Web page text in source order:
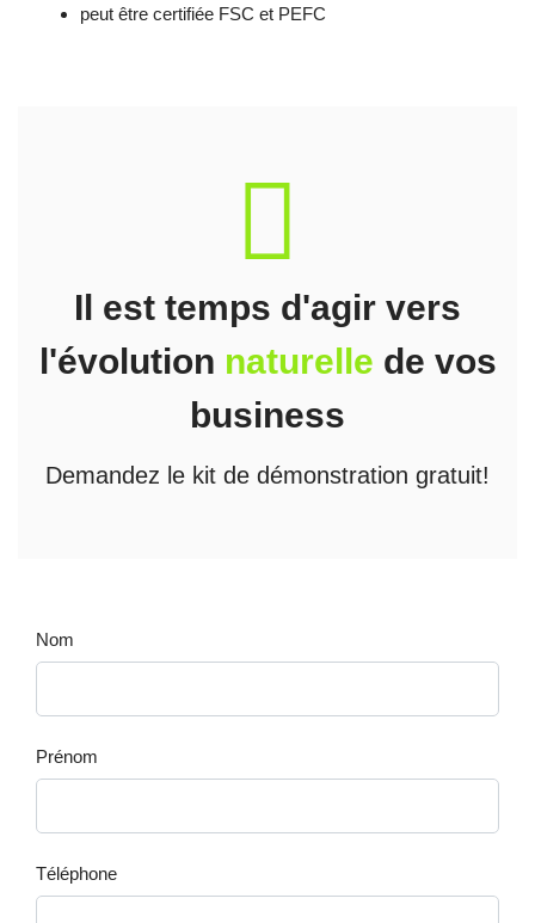
peut être certifiée FSC et PEFC
Il est temps d'agir vers
l'évolution naturelle de vos
business
Demandez le kit de démonstration gratuit!
Nom
Prénom
Téléphone